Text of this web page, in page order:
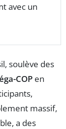
avec un
soulève des
COP en
massif,
a des